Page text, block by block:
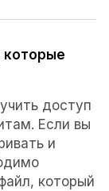
которые
доступ
Если вы
и
который